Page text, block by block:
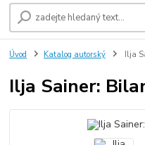
Úvod Katalog autorský Ilja
Ilja Sainer: